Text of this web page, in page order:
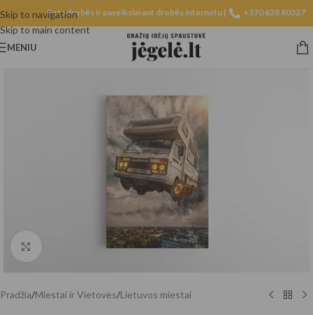
Skip to navigation
Skip to main content
Fotodrobės ir paveikslai ant drobės internetu | +370 628 80327
MENIU
Spustelėkite, norėdami padidinti
Pradžia/Miestai ir Vietovės/Lietuvos miestai